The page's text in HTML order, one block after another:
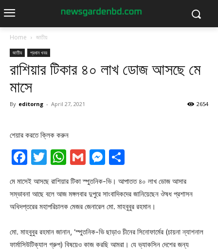
Home জাতীয়
জাতীয় প্রধান খবর
রাশিয়ার টিকার ৪০ লাখ ডোজ আসছে মে
মাসে
By editorng - April 27, 2021 2654
শেয়ার করতে ক্লিক করুন
Facebook
Twitter
WhatsApp
GmailMessenger
মে মাসেই আসছে রাশিয়ার টিকা স্পুতনিক-ভি। আপাতত ৪০ লাখ ডোজ আসার
সম্ভাবনা আছে বলে আজ মঙ্গলবার দুপুরে সাংবাদিকদের জানিয়েছেন ঔষধ প্রশাসন
অধিদপ্তরের মহাপরিচালক মেজর জেনারেল মো. মাহবুবুর রহমান।
মো. মাহবুবুর রহমান জানান, ‘স্পুতনিক-ভি ছাড়াও চীনের সিনোফার্মের (চায়না ন্যাশনাল
ফার্মাসিউটিক্যাল গ্রুপ) বিষয়েও কাজ করছি আমরা। যে ভ্যাকসিন দেশের জন্য